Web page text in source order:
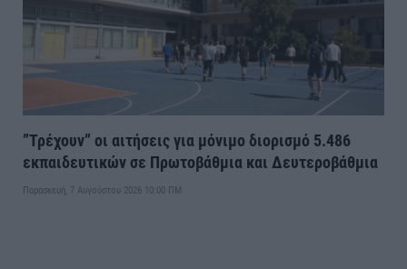
”Τρέχουν” οι αιτήσεις για μόνιμο διορισμό 5.486
εκπαιδευτικών σε Πρωτοβάθμια και Δευτεροβάθμια
Παρασκευή, 7 Αυγούστου 2026 10:00 ΠΜ